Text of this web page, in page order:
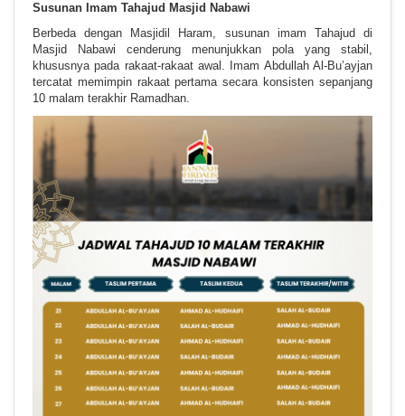
Susunan Imam Tahajud Masjid Nabawi
Berbeda dengan Masjidil Haram, susunan imam Tahajud di
Masjid Nabawi cenderung menunjukkan pola yang stabil,
khususnya pada rakaat-rakaat awal. Imam Abdullah Al-Bu’ayjan
tercatat memimpin rakaat pertama secara konsisten sepanjang
10 malam terakhir Ramadhan.